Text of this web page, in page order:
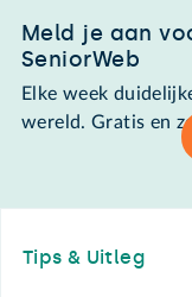
Meld je aan
SeniorWeb
Elke week
wereld. Gratis en
Tips & Uitleg